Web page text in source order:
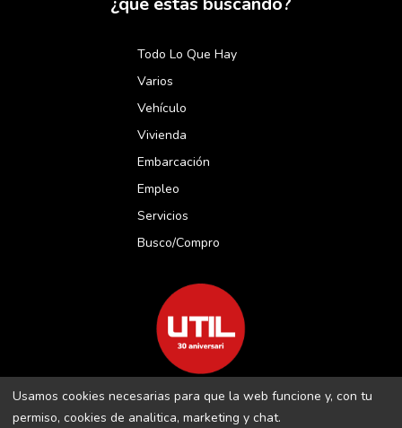
Usamos cookies necesarias para que la web funcione y, con tu
permiso, cookies de analitica, marketing y chat.
Todo Lo Que Hay
Varios
Vehículo
Vivienda
Embarcación
Empleo
Servicios
Busco/compro
REVISTA UTIL MENORCA S.L C/ BORJA MOLL, 18 · 07703 MAÓ-